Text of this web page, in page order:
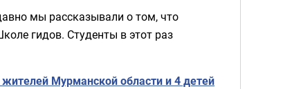
мы рассказывали о том, что
гидов. Студенты в этот раз
Мурманской области и 4 детей